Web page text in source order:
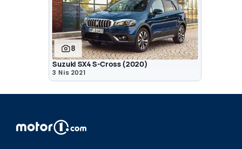
8
Suzuki SX4 S-Cross (2020)
3 Nis 2021